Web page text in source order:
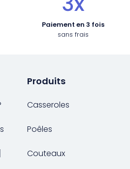
Paiement en 3 fois
sans frais
Produits
Casseroles
Poêles
Couteaux